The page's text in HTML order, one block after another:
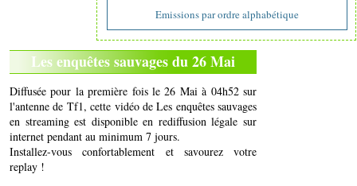
Emissions par ordre alphabétique
Les enquêtes sauvages du 26 Mai
Diffusée pour la première fois le 26 Mai à 04h52 sur
l'antenne de Tf1, cette vidéo de Les enquêtes sauvages
en streaming est disponible en rediffusion légale sur
internet pendant au minimum 7 jours.
Installez-vous confortablement et savourez votre
replay !